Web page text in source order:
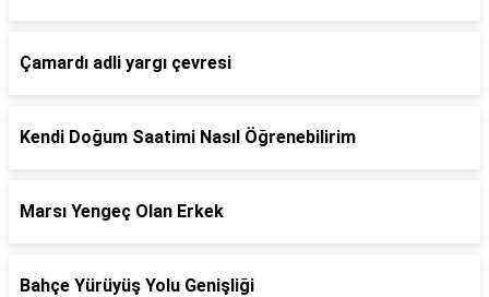
Çamardı adli yargı çevresi
Kendi Doğum Saatimi Nasıl Öğrenebilirim
Marsı Yengeç Olan Erkek
Bahçe Yürüyüş Yolu Genişliği